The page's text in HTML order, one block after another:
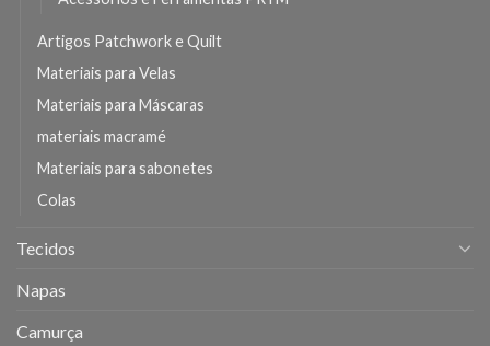
Artigos Patchwork e Quilt
Materiais para Velas
Materiais para Máscaras
materiais macramé
Materiais para sabonetes
Colas
Tecidos
Napas
Camurça